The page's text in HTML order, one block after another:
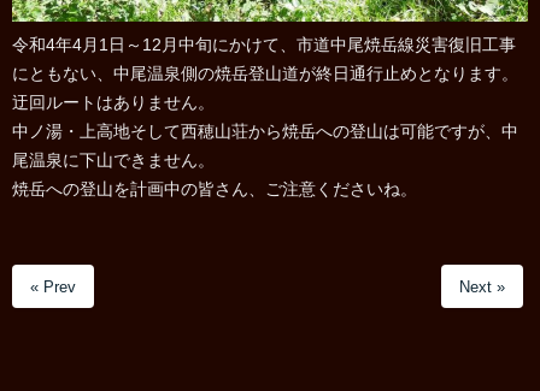
令和4年4月1日～12月中旬にかけて、市道中尾焼岳線災害復旧工事
にともない、中尾温泉側の焼岳登山道が終日通行止めとなります。
迂回ルートはありません。
中ノ湯・上高地そして西穂山荘から焼岳への登山は可能ですが、中
尾温泉に下山できません。
焼岳への登山を計画中の皆さん、ご注意くださいね。
« Prev Next »